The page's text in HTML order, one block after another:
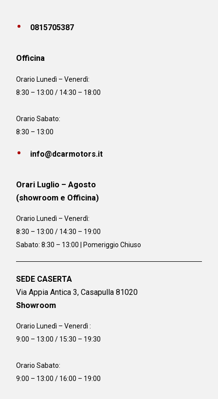
0815705387
Officina
Orario Lunedì – Venerdì:
8:30 – 13:00 / 14:30 – 18:00
Orario Sabato:
8:30 – 13:00
info@dcarmotors.it
Orari Luglio – Agosto
(showroom e Officina)
Orario Lunedì – Venerdì:
8:30 – 13:00 / 14:30 – 19:00
Sabato: 8:30 – 13:00 | Pomeriggio Chiuso
SEDE CASERTA
Via Appia Antica 3, Casapulla 81020
Showroom
Orario Lunedì – Venerdì :
9:00 – 13:00 / 15:30 – 19:30
Orario Sabato:
9:00 – 13:00 / 16:00 – 19:00